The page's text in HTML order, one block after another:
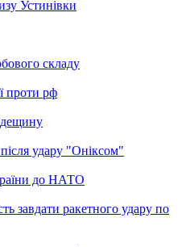
Устинівки
складу
проти рф
удару "Оніксом"
до НАТО
завдати ракетного удару по